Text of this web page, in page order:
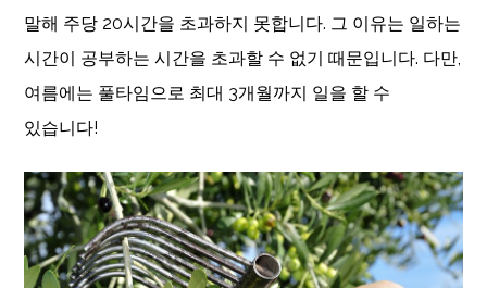
말해 주당 20시간을 초과하지 못합니다. 그 이유는 일하는
시간이 공부하는 시간을 초과할 수 없기 때문입니다. 다만,
여름에는 풀타임으로 최대 3개월까지 일을 할 수
있습니다!